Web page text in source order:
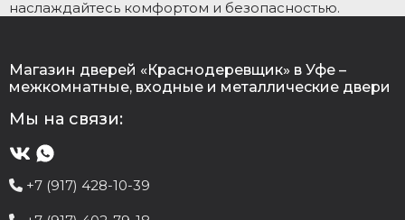
наслаждайтесь комфортом и безопасностью.
Магазин дверей «Краснодеревщик» в Уфе –
межкомнатные, входные и металлические двери
Мы на связи:
+7 (917) 428-10-39